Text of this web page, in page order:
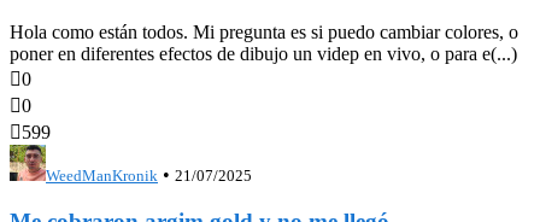
Hola como están todos. Mi pregunta es si puedo cambiar colores, o
poner en diferentes efectos de dibujo un videp en vivo, o para e(...)
0
0
599
WeedManKronik • 21/07/2025